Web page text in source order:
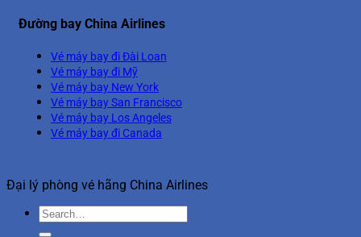
Đường bay China Airlines
Vé máy bay đi Đài Loan
Vé máy bay đi Mỹ
Vé máy bay New York
Vé máy bay San Francisco
Vé máy bay Los Angeles
Vé máy bay đi Canada
Đại lý phòng vé hãng China Airlines